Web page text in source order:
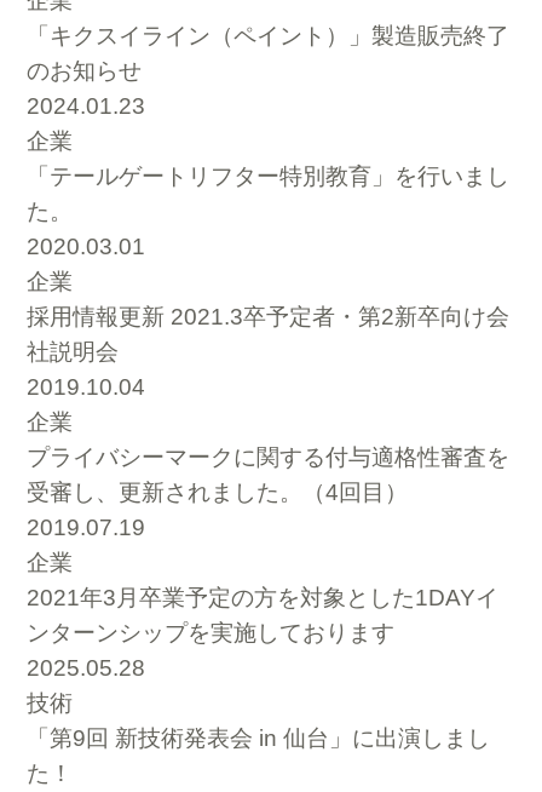
「キクスイライン（ペイント）」製造販売終了
のお知らせ
2024.01.23
企業
「テールゲートリフター特別教育」を行いまし
た。
2020.03.01
企業
採用情報更新 2021.3卒予定者・第2新卒向け会
社説明会
2019.10.04
企業
プライバシーマークに関する付与適格性審査を
受審し、更新されました。（4回目）
2019.07.19
企業
2021年3月卒業予定の方を対象とした1DAYイ
ンターンシップを実施しております
2025.05.28
技術
「第9回 新技術発表会 in 仙台」に出演しまし
た！